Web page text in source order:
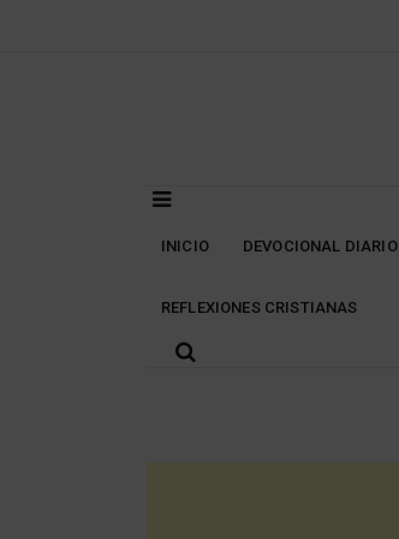
INICIO DEVOCIONAL DIARIO
REFLEXIONES CRISTIANAS